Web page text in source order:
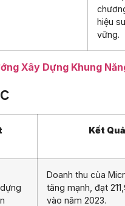
hiệu
vững.
Xây Dựng Khung
Kết Quả
Doanh thu của
tăng mạnh, đạt
vào năm 2023.